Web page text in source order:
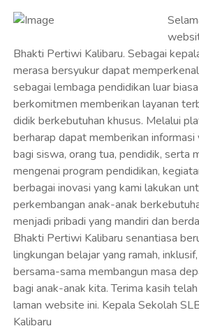
Bhakti Pertiwi Kalibaru. Sebagai
merasa bersyukur dapat
sebagai lembaga pendidikan luar
berkomitmen memberikan layanan
didik berkebutuhan khusus. Melalui
berharap dapat memberikan
bagi siswa, orang tua, pendidik, serta
mengenai program pendidikan,
berbagai inovasi yang kami lakukan
perkembangan anak-anak
menjadi pribadi yang mandiri dan
Bhakti Pertiwi Kalibaru senantiasa
lingkungan belajar yang ramah,
bersama-sama membangun masa
bagi anak-anak kita. Terima kasih
laman website ini. Kepala Sekolah
Kalibaru